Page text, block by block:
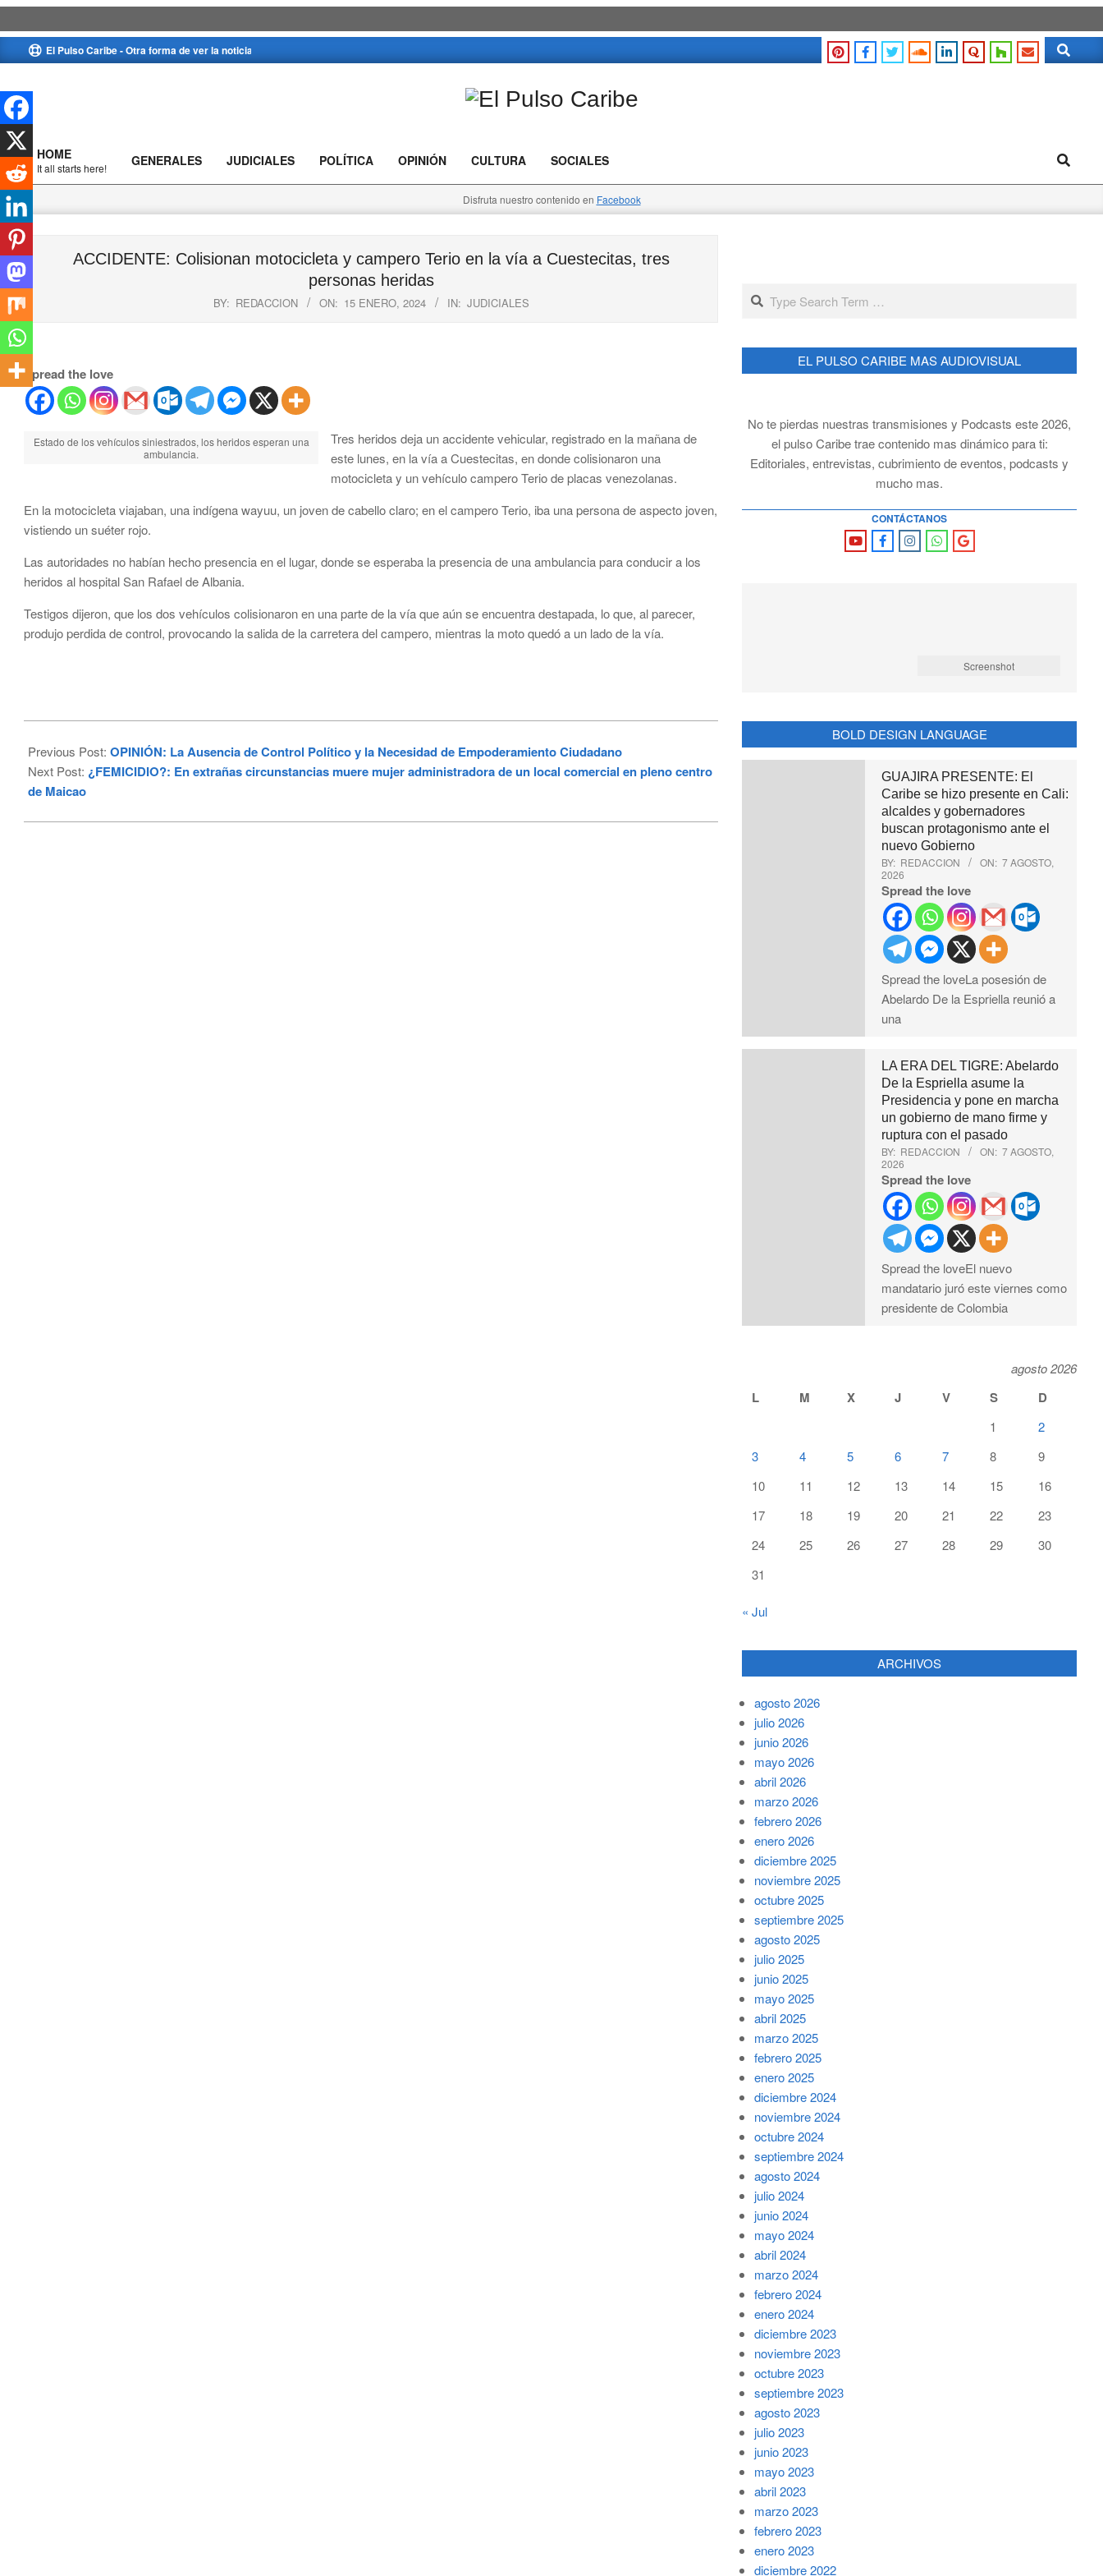
to
El Pulso Caribe - Otra forma de ver la noticia Search
Caribe
Primary
Navigation
Menu
HOME
It all starts here! GENERALES JUDICIALES POLÍTICA OPINIÓN CULTURA SOCIALES Search
Disfruta nuestro contenido en Facebook
ACCIDENTE: Colisionan motocicleta y campero Terio en la vía a Cuestecitas, tres
personas heridas
BY: REDACCION ON: 15 ENERO, 2024 IN: JUDICIALES
Spread the love
Estado de los vehículos siniestrados, los heridos esperan una
ambulancia.
Tres heridos deja un accidente vehicular, registrado en la mañana de
este lunes, en la vía a Cuestecitas, en donde colisionaron una
motocicleta y un vehículo campero Terio de placas venezolanas.
En la motocicleta viajaban, una indígena wayuu, un joven de cabello claro; en el campero Terio, iba una persona de aspecto joven,
vistiendo un suéter rojo.
Las autoridades no habían hecho presencia en el lugar, donde se esperaba la presencia de una ambulancia para conducir a los
heridos al hospital San Rafael de Albania.
Testigos dijeron, que los dos vehículos colisionaron en una parte de la vía que aún se encuentra destapada, lo que, al parecer,
produjo perdida de control, provocando la salida de la carretera del campero, mientras la moto quedó a un lado de la vía.
01-
15
Previous Post: OPINIÓN: La Ausencia de Control Político y la Necesidad de Empoderamiento Ciudadano
Next Post: ¿FEMICIDIO?: En extrañas circunstancias muere mujer administradora de un local comercial en pleno centro
de Maicao
Search
EL PULSO CARIBE MAS AUDIOVISUAL
No te pierdas nuestras transmisiones y Podcasts este 2026,
el pulso Caribe trae contenido mas dinámico para ti:
Editoriales, entrevistas, cubrimiento de eventos, podcasts y
mucho mas.
CONTÁCTANOS
Screenshot
BOLD DESIGN LANGUAGE
GUAJIRA PRESENTE: El
Caribe se hizo presente en Cali:
alcaldes y gobernadores
buscan protagonismo ante el
nuevo Gobierno
BY: REDACCION ON: 7 AGOSTO,
2026
Spread the love
Spread the loveLa posesión de
Abelardo De la Espriella reunió a
una
LA ERA DEL TIGRE: Abelardo
De la Espriella asume la
Presidencia y pone en marcha
un gobierno de mano firme y
ruptura con el pasado
BY: REDACCION ON: 7 AGOSTO,
2026
Spread the love
Spread the loveEl nuevo
mandatario juró este viernes como
presidente de Colombia
agosto 2026
L M X J V S D
1
2
3
4 5 6 7 8
9
10
11 12 13 14 15
16
17
18 19 20 21 22
23
24
25 26 27 28 29
30
31
« Jul
ARCHIVOS
agosto 2026
julio 2026
junio 2026
mayo 2026
abril 2026
marzo 2026
febrero 2026
enero 2026
diciembre 2025
noviembre 2025
octubre 2025
septiembre 2025
agosto 2025
julio 2025
junio 2025
mayo 2025
abril 2025
marzo 2025
febrero 2025
enero 2025
diciembre 2024
noviembre 2024
octubre 2024
septiembre 2024
agosto 2024
julio 2024
junio 2024
mayo 2024
abril 2024
marzo 2024
febrero 2024
enero 2024
diciembre 2023
noviembre 2023
octubre 2023
septiembre 2023
agosto 2023
julio 2023
junio 2023
mayo 2023
abril 2023
marzo 2023
febrero 2023
enero 2023
diciembre 2022